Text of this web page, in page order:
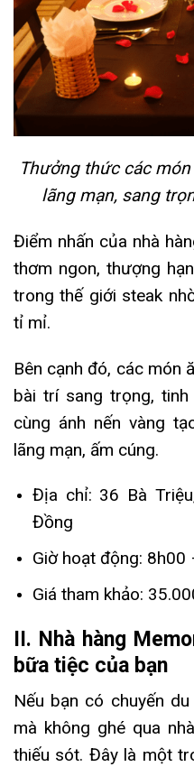
Thưởng thức các
lãng mạn, sang
Điểm nhấn của nhà
thơm ngon, thượng
trong thế giới steak
tỉ mỉ.
Bên cạnh đó, các món
bài trí sang trọng,
cùng ánh nến vàng
lãng mạn, ấm cúng.
Địa chỉ: 36 Bà
Đồng
Giờ hoạt động: 8h00
Giá tham khảo:
II. Nhà hàng
bữa tiệc của bạn
Nếu bạn có chuyến
mà không ghé qua
thiếu sót. Đây là một